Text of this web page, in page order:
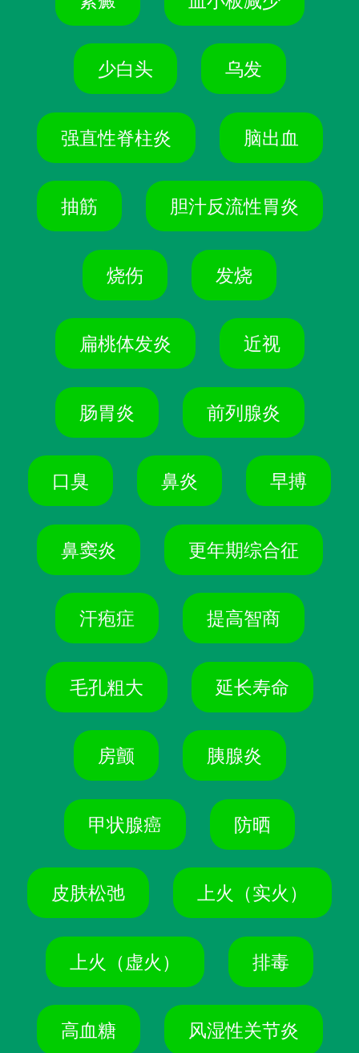
少白头 乌发
强直性脊柱炎 脑出血
抽筋 胆汁反流性胃炎
烧伤 发烧
扁桃体发炎 近视
肠胃炎 前列腺炎
口臭 鼻炎 早搏
鼻窦炎 更年期综合征
汗疱症 提高智商
毛孔粗大 延长寿命
房颤 胰腺炎
甲状腺癌 防晒
皮肤松弛 上火（实火）
上火（虚火） 排毒
高血糖 风湿性关节炎